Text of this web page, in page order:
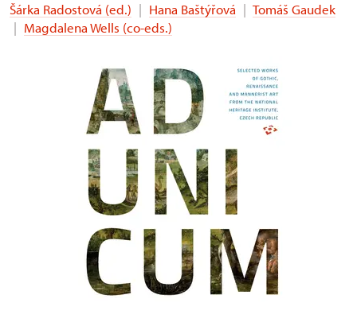
Šárka Radostová (ed.) | Hana Baštýřová | Tomáš Gaudek
| Magdalena Wells (co-eds.)